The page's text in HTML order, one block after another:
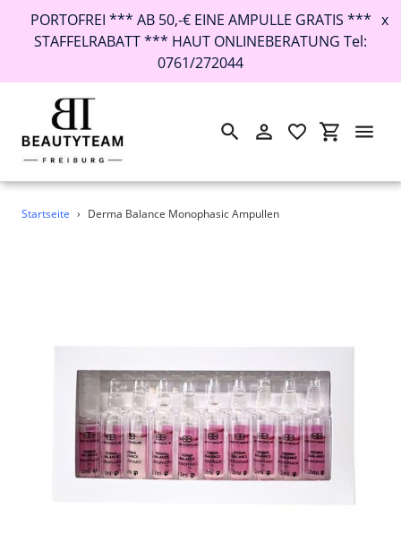
Direkt
PORTOFREI *** AB 50,-€ EINE AMPULLE GRATIS ***
STAFFELRABATT *** HAUT ONLINEBERATUNG Tel:
0761/272044
x
SuchenEinloggen
Startseite › Derma Balance Monophasic Ampullen